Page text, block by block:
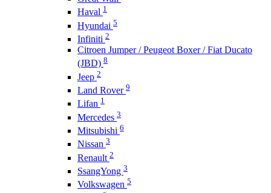
Haval 1
Hyundai 5
Infiniti 2
Citroen Jumper / Peugeot Boxer / Fiat Ducato
(JBD) 8
Jeep 2
Land Rover 9
Lifan 1
Mercedes 3
Mitsubishi 6
Nissan 3
Renault 2
SsangYong 3
Volkswagen 5